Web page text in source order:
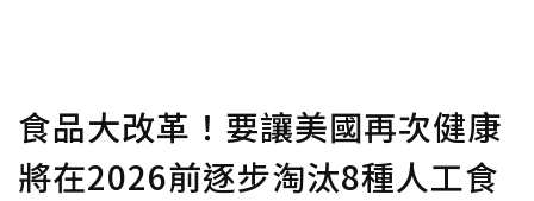
食品大改革！要讓美國再次健康
將在2026前逐步淘汰8種人工食